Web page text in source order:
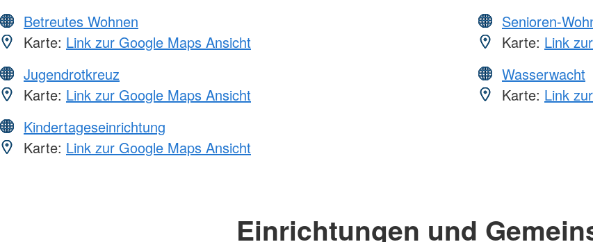
Betreutes Wohnen
Karte: Link zur Google Maps Ansicht
Jugendrotkreuz
Karte: Link zur Google Maps Ansicht
Kindertageseinrichtung
Karte: Link zur Google Maps Ansicht
Senioren-
Karte: Link
Wasserwacht
Karte: Link
Einrichtungen und